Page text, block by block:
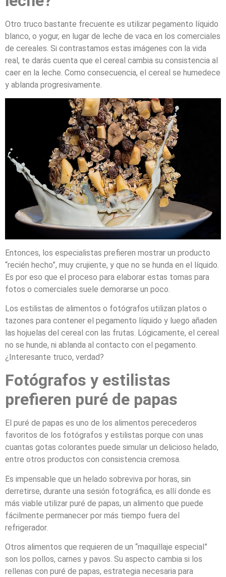
Otro truco bastante frecuente es utilizar pegamento líquido
blanco, o yogur, en lugar de leche de vaca en los comerciales
de cereales. Si contrastamos estas imágenes con la vida
real, te darás cuenta que el cereal cambia su consistencia al
caer en la leche. Como consecuencia, el cereal se humedece
y ablanda progresivamente.
Entonces, los especialistas prefieren mostrar un producto
“recién hecho”, muy crujiente, y que no se hunda en el líquido.
Es por eso que el proceso para elaborar estas tomas para
fotos o comerciales suele demorarse un poco.
Los estilistas de alimentos o fotógrafos utilizan platos o
tazones para contener el pegamento líquido y luego añaden
las hojuelas del cereal con las frutas. Lógicamente, el cereal
no se hunde, ni ablanda al contacto con el pegamento.
¿Interesante truco, verdad?
Fotógrafos y estilistas
prefieren puré de papas
El puré de papas es uno de los alimentos perecederos
favoritos de los fotógrafos y estilistas porque con unas
cuantas gotas colorantes puede simular un delicioso helado,
entre otros productos con consistencia cremosa.
Es impensable que un helado sobreviva por horas, sin
derretirse, durante una sesión fotográfica, es allí donde es
más viable utilizar puré de papas, un alimento que puede
fácilmente permanecer por más tiempo fuera del
refrigerador.
Otros alimentos que requieren de un “maquillaje especial”
son los pollos, carnes y pavos. Su aspecto cambia si los
rellenas con puré de papas, estrategia necesaria para